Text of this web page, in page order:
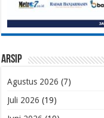
Arsip
Agustus 2026 (7)
Juli 2026 (19)